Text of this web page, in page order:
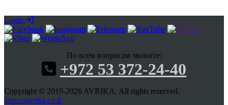
Login
По всем вопросам звоните:
+972 53 372-24-40
Copyright © 2019-2026 AVRIKA. All rights reserved.
https://avrika.co.il